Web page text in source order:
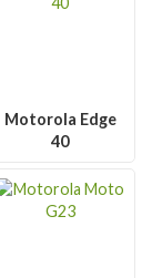
Motorola Edge
40